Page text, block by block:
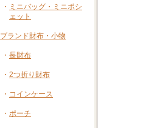
・ ミニバッグ・ミニポシ
ェット
ブランド財布・小物
・ 長財布
・ 2つ折り財布
・ コインケース
・ ポーチ